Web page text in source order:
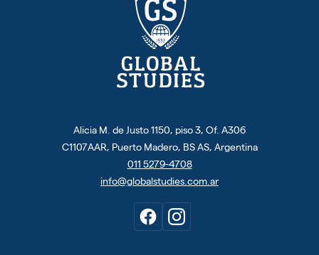
Alicia M. de Justo 1150, piso 3, Of. A306
C1107AAR, Puerto Madero, BS AS, Argentina
011 5279-4708
info@globalstudies.com.ar